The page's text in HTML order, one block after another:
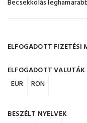
Becsekkolás
ELFOGADOTT FIZETÉSI
ELFOGADOTT VALUTÁK
EUR
RON
BESZÉLT NYELVEK